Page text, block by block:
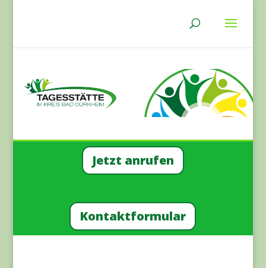
Jetzt anru­fen
Kon­takt­for­mu­lar